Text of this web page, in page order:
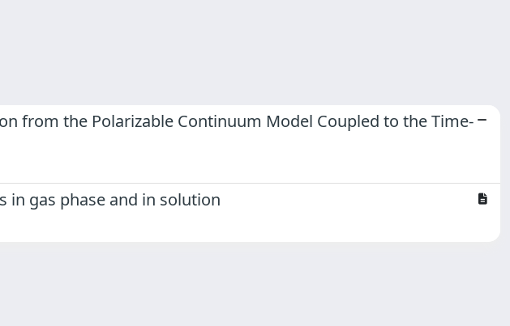
from the Polarizable Continuum Model Coupled to the Time-
in gas phase and in solution